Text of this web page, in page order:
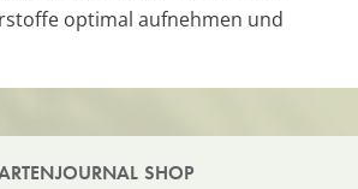
optimal aufnehmen und
SHOP